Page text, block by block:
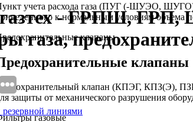
учета расхода газа (ПУГ (-ШУЭО,
к нормальным условиям объема
клапаны
клапаны
клапан (КПЭГ, КПЗ(Э),
защиты от механического разрушения
газовые
- ГРПШ,
газа,
линиями